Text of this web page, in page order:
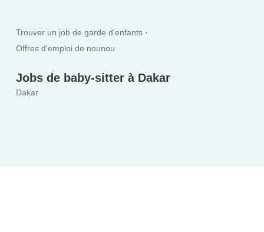
Trouver un job de garde d'enfants
Offres d'emploi de nounou
Jobs de baby-sitter à Dakar
Dakar